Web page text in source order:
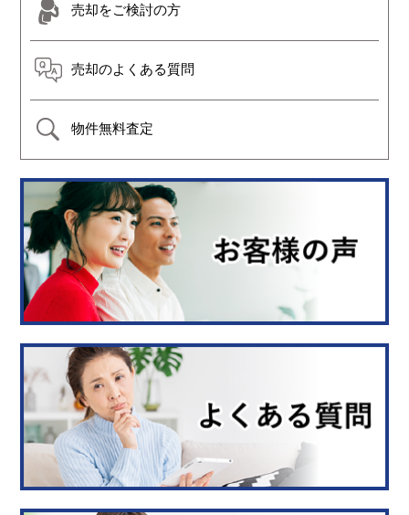
売却をご検討の方
売却のよくある質問
物件無料査定